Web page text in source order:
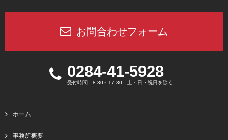
お問合わせフォーム
0284-41-5928
受付時間 8:30～17:30 土・日・祝日を除く
ホーム
事務所概要